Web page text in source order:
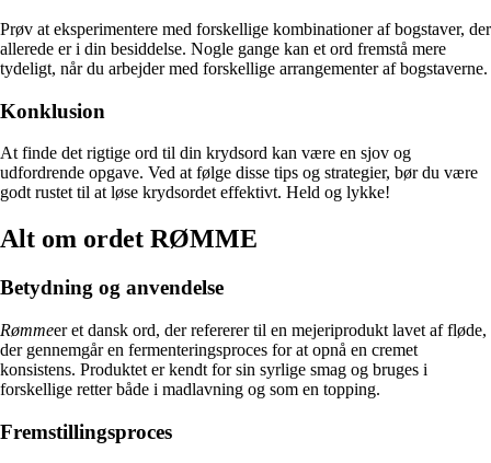
Prøv at eksperimentere med forskellige kombinationer af bogstaver, der
allerede er i din besiddelse. Nogle gange kan et ord fremstå mere
tydeligt, når du arbejder med forskellige arrangementer af bogstaverne.
Konklusion
At finde det rigtige ord til din krydsord kan være en sjov og
udfordrende opgave. Ved at følge disse tips og strategier, bør du være
godt rustet til at løse krydsordet effektivt. Held og lykke!
Alt om ordet RØMME
Betydning og anvendelse
Rømmeer et dansk ord, der refererer til en mejeriprodukt lavet af fløde,
der gennemgår en fermenteringsproces for at opnå en cremet
konsistens. Produktet er kendt for sin syrlige smag og bruges i
forskellige retter både i madlavning og som en topping.
Fremstillingsproces